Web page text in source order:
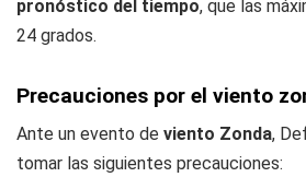
pronóstico del tiempo, que las
24 grados.
Precauciones por el viento
Ante un evento de viento Zonda,
tomar las siguientes precauciones: